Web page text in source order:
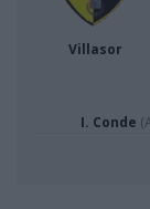
Villasor
I. Conde